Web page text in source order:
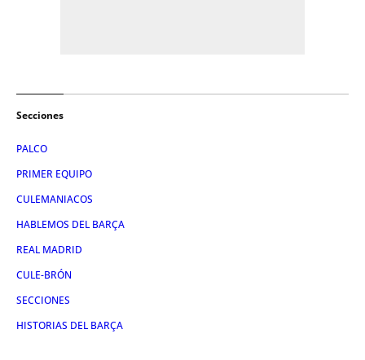
Secciones
PALCO
PRIMER EQUIPO
CULEMANIACOS
HABLEMOS DEL BARÇA
REAL MADRID
CULE-BRÓN
SECCIONES
HISTORIAS DEL BARÇA